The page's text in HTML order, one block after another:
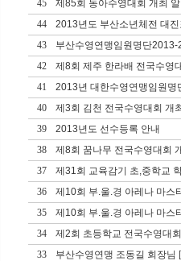
45
제85회 동아수영대회 개최
44
2013년도 부산소년체전 대진
43
부산수영연맹임원명단2013-
42
제8회 제주 한라배 전국수영
41
2013년 대한수영연맹임원명
40
제3회 김천 전국수영대회 개
39
2013년도 선수등록 안내
38
제8회 꿈나무 전국수영대회
37
제31회 교육감기 초,중학교
36
제10회 부.울.경 아레나 마스
35
제10회 부.울.경 아레나 마스
34
제2회 초등학교 전국수영대
33
부산수영연맹 조동길 회장님